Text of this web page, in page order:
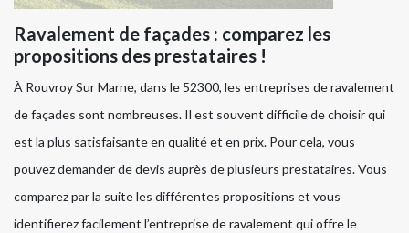
Ravalement de façades : comparez les
propositions des prestataires !
À Rouvroy Sur Marne, dans le 52300, les entreprises de ravalement
de façades sont nombreuses. Il est souvent difficile de choisir qui
est la plus satisfaisante en qualité et en prix. Pour cela, vous
pouvez demander de devis auprès de plusieurs prestataires. Vous
comparez par la suite les différentes propositions et vous
identifierez facilement l’entreprise de ravalement qui offre le